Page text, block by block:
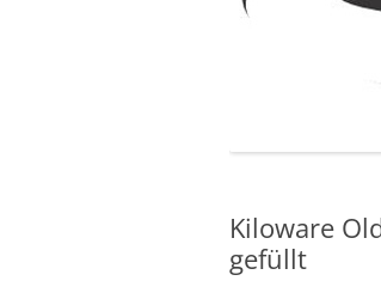
Kiloware
gefüllt